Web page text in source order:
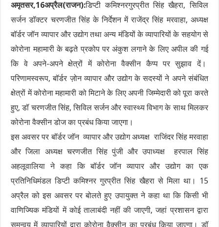
अमृतसर,16अप्रैल(राजन):डिप्टी कमिश्नरगुरप्रीत सिंह खैहरा, सिविल
सर्जन डॉक्टर चरणजीत सिंह के निर्देशन में राजेंद्र सिंह मरवाहा, अध्यक्ष
बॉर्डर जॉन व्यापार और उद्योग तथा अन्य मंडियों के व्यापारियों के सहयोग से
कोरोना महामारी के बढ़ते प्रकोप पर अंकुश लगाने के लिए अपील की गई
कि वे अपने-अपने क्षेत्रों में कोरोना वैक्सीन कैप्प पर सुझाव दें।
परिणामस्वरूप, बॉर्डर ज़ोन व्यापार और उद्योग के सदस्यों ने अपने संबंधित
क्षेत्रों में कोरोना महामारी को मिटाने के लिए अपनी जिम्मेदारी को पूरा करते
हुए, डॉ चरणजीत सिंह, सिविल सर्जन और स्वास्थ्य विभाग के साथ मिलकर
कोरोना वैक्सीन डोज का प्रबंध किया जाएगा।
इस अवसर पर बॉर्डर जॉन व्यापार और उद्योग अध्यक्ष राजिंदर सिंह मरवाहा
और जिला अध्यक्ष चरणजीत सिंह पुंजी और उपाध्यक्ष हरपाल सिंह
अहलूवालिया ने कहा कि बॉर्डर जॉन व्यापार और उद्योग का एक
प्रतिनिधिमंडल डिप्टी कमिश्नर गुरप्रीत सिंह खैहरा से मिला था। 15
अप्रैल को इस अवसर पर बोलते हुए उपायुक्त ने कहा था कि किसी भी
वाणिज्यिक मंडियों में कोई तालाबंदी नहीं की जाएगी, जहां प्रशासन द्वारा
समन्वय में व्यापारियों द्वारा कोरोना वैक्सीन का प्रबंध किया जाएगा। डॉ